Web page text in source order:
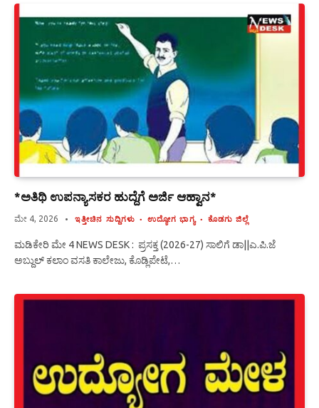
*ಅತಿಥಿ ಉಪನ್ಯಾಸಕರ ಹುದ್ದೆಗೆ ಅರ್ಜಿ ಆಹ್ವಾನ*
ಮೇ 4, 2026 ಇತ್ತೀಚಿನ ಸುದ್ದಿಗಳು ಉದ್ಯೋಗ ಭಾಗ್ಯ ಕೊಡಗು ಜಿಲ್ಲೆ
ಮಡಿಕೇರಿ ಮೇ 4 NEWS DESK : ಪ್ರಸಕ್ತ (2026-27) ಸಾಲಿಗೆ ಡಾ||ಎ.ಪಿ.ಜೆ
ಅಬ್ದುಲ್ ಕಲಾಂ ವಸತಿ ಕಾಲೇಜು, ಕೊಡ್ಲಿಪೇಟೆ,…